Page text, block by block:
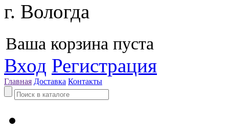
г. Вологда
Ваша корзина пуста
Вход Регистрация
Главная Доставка Контакты